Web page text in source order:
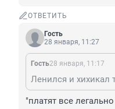
ОТВЕТИТЬ
Гость
28 января, 11:27
Гость28 января, 11:17
"платят все